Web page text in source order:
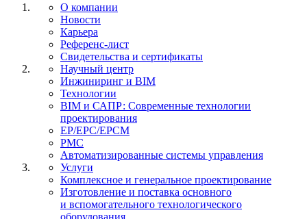
О компании
Новости
Карьера
Референс-лист
Свидетельства и сертификаты
Научный центр
Инжиниринг и BIM
Технологии
BIM и САПР: Современные технологии
проектирования
EP/EPC/EPCM
PMC
Автоматизированные системы управления
Услуги
Комплексное и генеральное проектирование
Изготовление и поставка основного
и вспомогательного технологического
оборудования